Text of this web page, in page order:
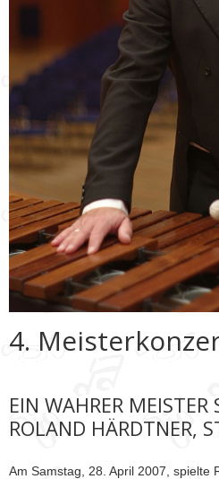
4.
EIN WAHRER MEISTER
ROLAND HÄRDTNER,
Am Samstag, 28. April 2007, spielte